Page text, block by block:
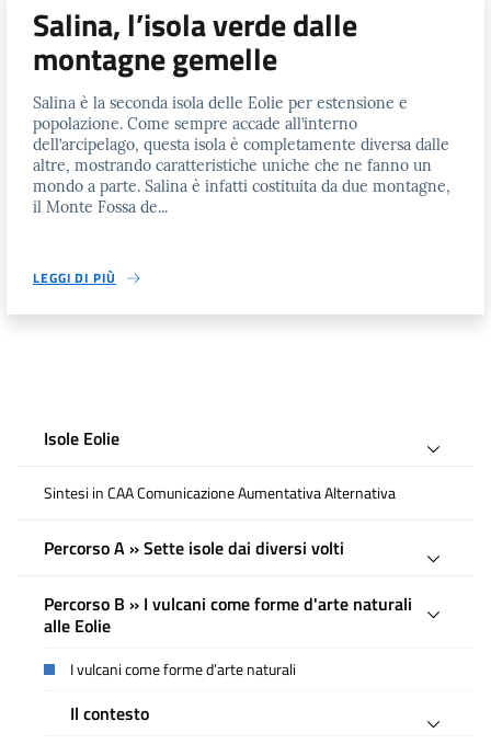
Salina, l’isola verde dalle
montagne gemelle
Salina è la seconda isola delle Eolie per estensione e
popolazione. Come sempre accade all’interno
dell’arcipelago, questa isola è completamente diversa dalle
altre, mostrando caratteristiche uniche che ne fanno un
mondo a parte. Salina è infatti costituita da due montagne,
il Monte Fossa de...
LEGGI DI PIÙ
Isole Eolie
Sintesi in CAA Comunicazione Aumentativa Alternativa
Percorso A » Sette isole dai diversi volti
Percorso B » I vulcani come forme d'arte naturali
alle Eolie
I vulcani come forme d’arte naturali
Il contesto